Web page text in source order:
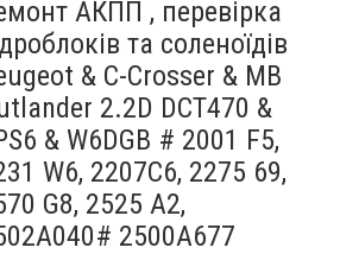
АКПП , перевірка
та соленоїдів
& C-Crosser & MB
2.2D DCT470 &
& W6DGB # 2001 F5,
W6, 2207C6, 2275 69,
G8, 2525 A2,
2500A677